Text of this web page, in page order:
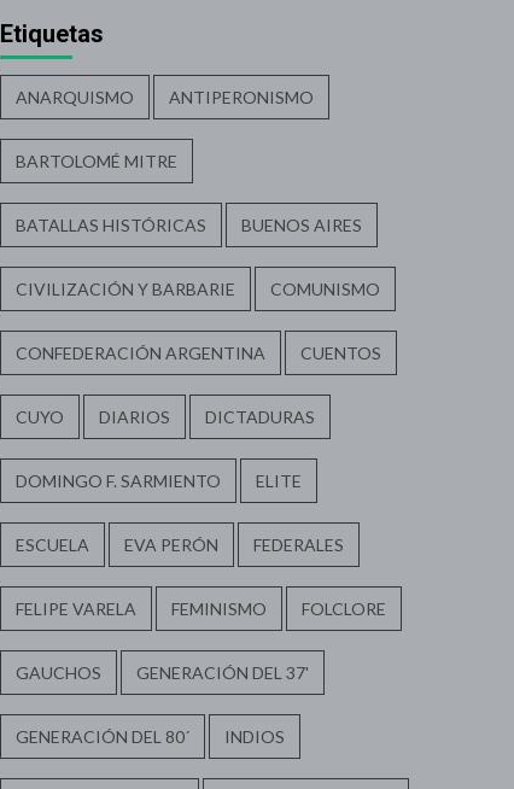
Etiquetas
ANARQUISMO ANTIPERONISMO
BARTOLOMÉ MITRE
BATALLAS HISTÓRICAS BUENOS AIRES
CIVILIZACIÓN Y BARBARIE COMUNISMO
CONFEDERACIÓN ARGENTINA CUENTOS
CUYO DIARIOS DICTADURAS
DOMINGO F. SARMIENTO ELITE
ESCUELA EVA PERÓN FEDERALES
FELIPE VARELA FEMINISMO FOLCLORE
GAUCHOS GENERACIÓN DEL 37'
GENERACIÓN DEL 80´ INDIOS